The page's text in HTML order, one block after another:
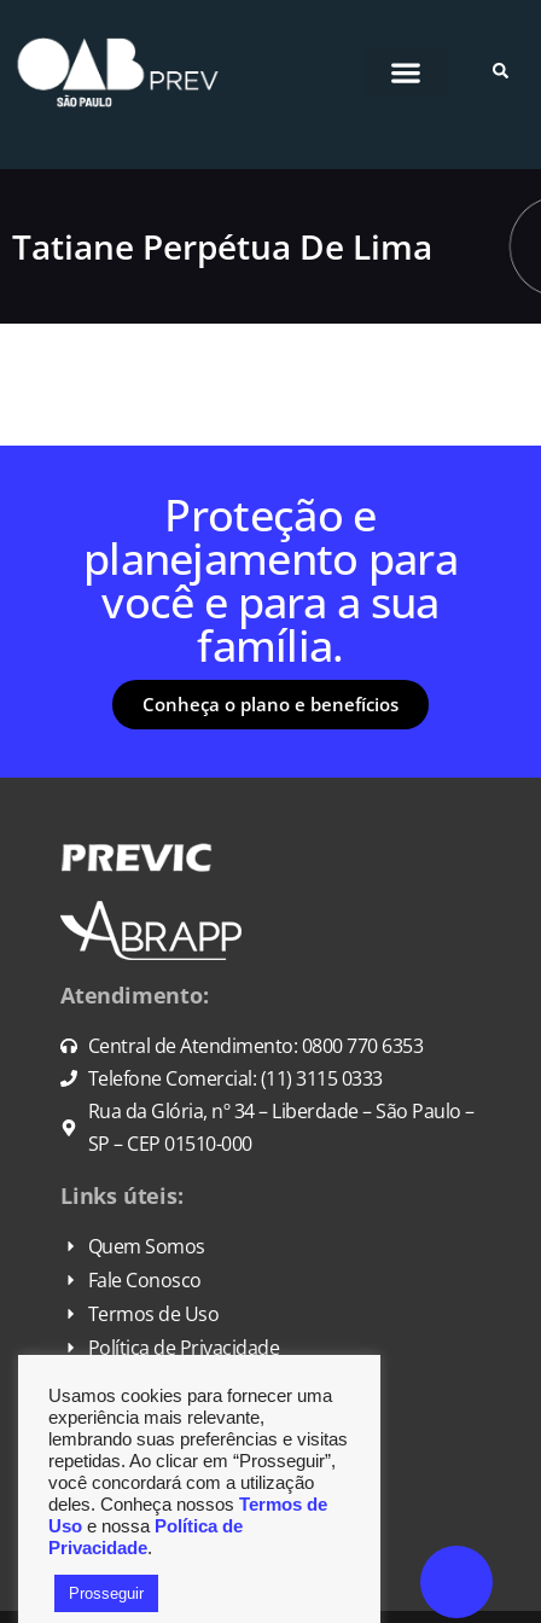
Pular
para
Tatiane Perpétua De Lima
Proteção e
planejamento para
você e para a sua
família.
Conheça o plano e benefícios
Atendimento:
Central de Atendimento: 0800 770 6353
Telefone Comercial: (11) 3115 0333
Rua da Glória, nº 34 – Liberdade – São Paulo –
SP – CEP 01510-000
Links úteis:
Quem Somos
Fale Conosco
Termos de Uso
Política de Privacidade
DPO
Siga-nos:
Usamos cookies para fornecer uma
experiência mais relevante,
lembrando suas preferências e visitas
repetidas. Ao clicar em “Prosseguir”,
você concordará com a utilização
deles. Conheça nossos Termos de
Uso e nossa Política de
Privacidade.
Prosseguir